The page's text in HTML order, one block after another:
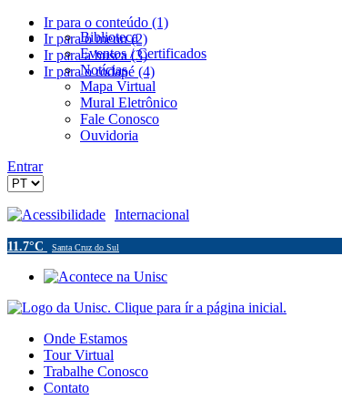
Ir para o conteúdo (1)
Ir para o menu (2)
Ir para a busca (3)
Ir para o rodapé (4)
Biblioteca
Eventos / Certificados
Notícias
Mapa Virtual
Mural Eletrônico
Fale Conosco
Ouvidoria
Entrar
Acessibilidade Internacional
11.7°C Santa Cruz do Sul
Onde Estamos
Tour Virtual
Trabalhe Conosco
Contato